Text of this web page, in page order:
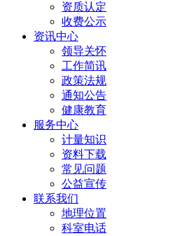
资质认定
收费公示
资讯中心
领导关怀
工作简讯
政策法规
通知公告
健康教育
服务中心
计量知识
资料下载
常见问题
公益宣传
联系我们
地理位置
科室电话